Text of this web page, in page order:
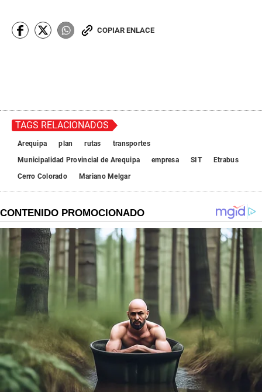
COPIAR ENLACE
TAGS RELACIONADOS
Arequipa plan rutas
transportes
Municipalidad Provincial de Arequipa
empresa SIT
Etrabus
Cerro Colorado
Mariano Melgar